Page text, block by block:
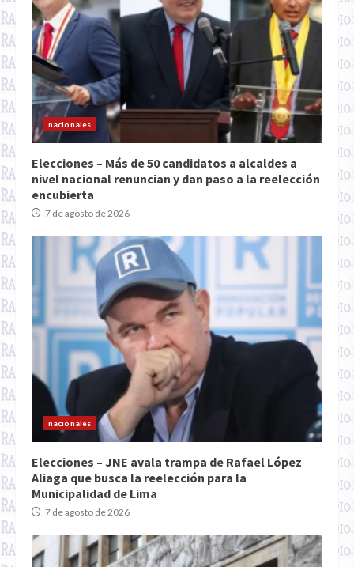
nacionales
Elecciones – Más de 50 candidatos a alcaldes a
nivel nacional renuncian y dan paso a la reelección
encubierta
7 de agosto de 2026
nacionales
Elecciones – JNE avala trampa de Rafael López
Aliaga que busca la reelección para la
Municipalidad de Lima
7 de agosto de 2026